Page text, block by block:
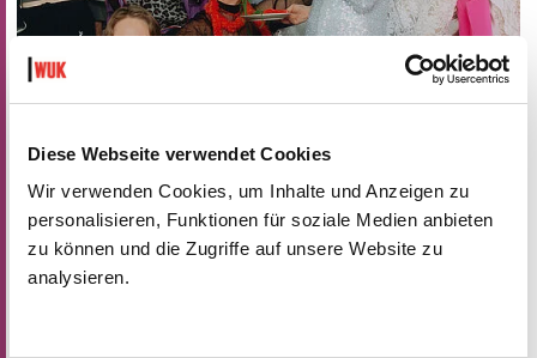
Diese Webseite verwendet Cookies
Wir verwenden Cookies, um Inhalte und Anzeigen zu
personalisieren, Funktionen für soziale Medien anbieten
zu können und die Zugriffe auf unsere Website zu
analysieren.
ON CHEWING SHOELACES: ART, MESS AND RADICAL KINSHIP
WAS, WENN MESS – DAS DURCHEINANDER – DIE
METHODE IST?
Do 17.9.2026 bis Sa 24.10.2026
kex—kunsthalle exnergasse
Barrierefrei über Lift B